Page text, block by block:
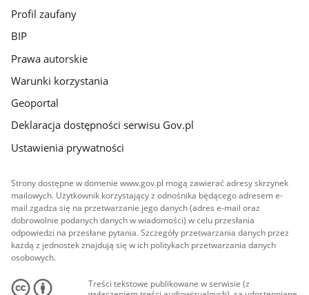
Profil zaufany
BIP
Prawa autorskie
Warunki korzystania
Geoportal
Deklaracja dostępności serwisu Gov.pl
Ustawienia prywatności
Strony dostępne w domenie www.gov.pl mogą zawierać adresy skrzynek
mailowych. Użytkownik korzystający z odnośnika będącego adresem e-
mail zgadza się na przetwarzanie jego danych (adres e-mail oraz
dobrowolnie podanych danych w wiadomości) w celu przesłania
odpowiedzi na przesłane pytania. Szczegóły przetwarzania danych przez
każdą z jednostek znajdują się w ich politykach przetwarzania danych
osobowych.
Treści tekstowe publikowane w serwisie (z